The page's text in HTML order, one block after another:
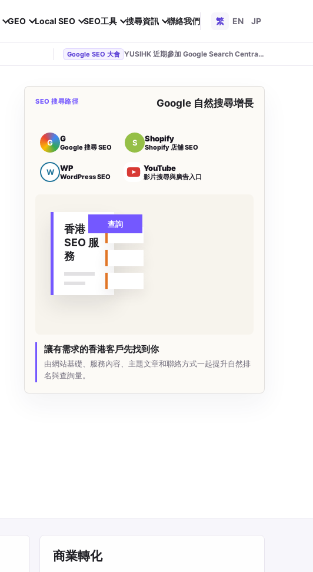
GEO Local SEO SEO工具 搜尋資訊 聯絡我們 繁 EN JP
Google SEO 大會 YUSIHK 近期參加 Google Search Central Live
SEO 搜尋路徑 Google 自然搜尋增長
G G
Google 搜尋 SEO S Shopify
Shopify 店舖 SEO
W WP
WordPress SEO
YouTube
影片搜尋與廣告入口
香港
SEO 服
務
查詢
讓有需求的香港客戶先找到你
由網站基礎、服務內容、主題文章和聯絡方式一起提升自然排
名與查詢量。
商業轉化